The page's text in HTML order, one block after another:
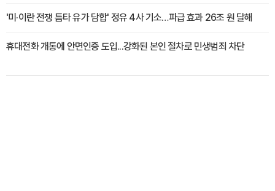
'미·이란 전쟁 틈타 유가 담합' 정유 4사 기소…파급 효과 26조 원 달해
휴대전화 개통에 안면인증 도입...강화된 본인 절차로 민생범죄 차단